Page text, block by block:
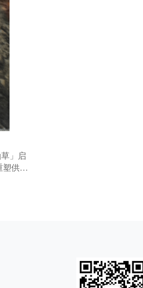
」启
塑供应